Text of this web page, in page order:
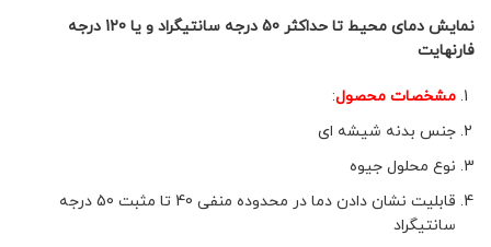
نمایش دمای محیط تا حداکثر 50 درجه سانتیگراد و یا 120 درجه
فارنهایت
مشخصات محصول:
جنس بدنه شیشه ای
نوع محلول جیوه
قابلیت نشان دادن دما در محدوده منفی 40 تا مثبت 50 درجه
سانتیگراد